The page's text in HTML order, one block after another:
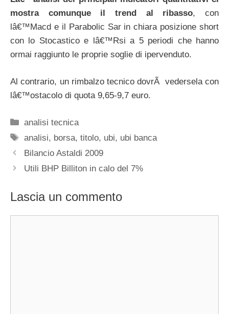
mostra comunque il trend al ribasso, con
lâ€™Macd e il Parabolic Sar in chiara posizione short
con lo Stocastico e lâ€™Rsi a 5 periodi che hanno
ormai raggiunto le proprie soglie di ipervenduto.
Al contrario, un rimbalzo tecnico dovrÃ vedersela con
lâ€™ostacolo di quota 9,65-9,7 euro.
Categorie
analisi tecnica
Tag
analisi, borsa,titolo, ubi, ubi banca
Bilancio Astaldi 2009
Utili BHP Billiton in calo del 7%
Lascia un commento